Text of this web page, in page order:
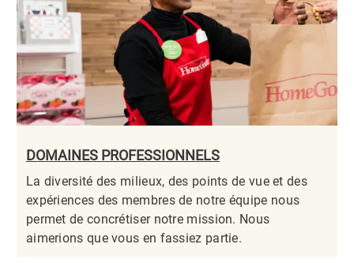
DOMAINES PROFESSIONNELS
La diversité des milieux, des points de vue et des
expériences des membres de notre équipe nous
permet de concrétiser notre mission. Nous
aimerions que vous en fassiez partie.​​​​​​​